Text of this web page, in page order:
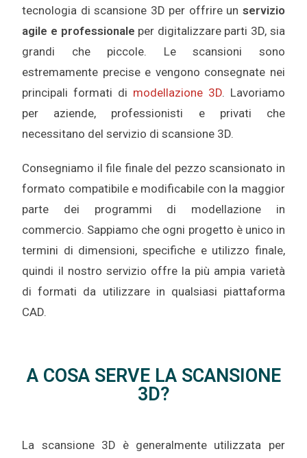
tecnologia di scansione 3D per offrire un servizio
agile e professionale per digitalizzare parti 3D, sia
grandi che piccole. Le scansioni sono
estremamente precise e vengono consegnate nei
principali formati di modellazione 3D. Lavoriamo
per aziende, professionisti e privati che
necessitano del servizio di scansione 3D.
Consegniamo il file finale del pezzo scansionato in
formato compatibile e modificabile con la maggior
parte dei programmi di modellazione in
commercio. Sappiamo che ogni progetto è unico in
termini di dimensioni, specifiche e utilizzo finale,
quindi il nostro servizio offre la più ampia varietà
di formati da utilizzare in qualsiasi piattaforma
CAD.
A COSA SERVE LA SCANSIONE
3D?
La scansione 3D è generalmente utilizzata per